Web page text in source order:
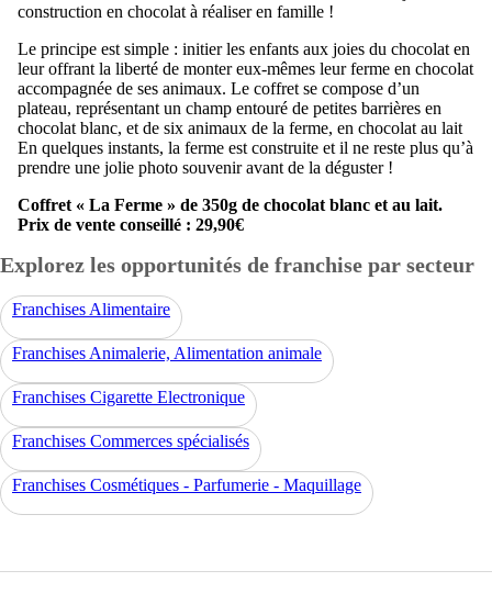
construction en chocolat à réaliser en famille !
Le principe est simple : initier les enfants aux joies du chocolat en
leur offrant la liberté de monter eux-mêmes leur ferme en chocolat
accompagnée de ses animaux. Le coffret se compose d’un
plateau, représentant un champ entouré de petites barrières en
chocolat blanc, et de six animaux de la ferme, en chocolat au lait
En quelques instants, la ferme est construite et il ne reste plus qu’à
prendre une jolie photo souvenir avant de la déguster !
Coffret « La Ferme » de 350g de chocolat blanc et au lait.
Prix de vente conseillé : 29,90€
Explorez les opportunités de franchise par secteur
Franchises Alimentaire
Franchises Animalerie, Alimentation animale
Franchises Cigarette Electronique
Franchises Commerces spécialisés
Franchises Cosmétiques - Parfumerie - Maquillage